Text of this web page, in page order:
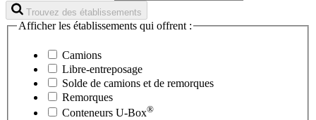
Trouvez des établissements
Afficher les établissements qui offrent :
Camions
Libre-entreposage
Solde de camions et de remorques
Remorques
Conteneurs U-Box®